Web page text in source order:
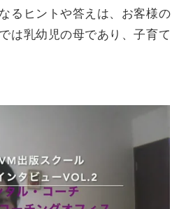
るヒントや答えは、お客様の
は乳幼児の母であり、子育て